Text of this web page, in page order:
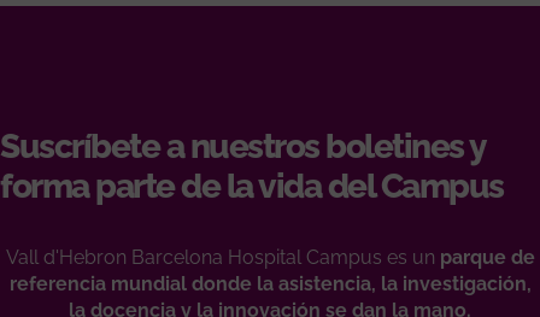
Suscríbete a nuestros boletines y
forma parte de la vida del Campus
Vall d'Hebron Barcelona Hospital Campus es un parque de
referencia mundial donde la asistencia, la investigación,
la docencia y la innovación se dan la mano.